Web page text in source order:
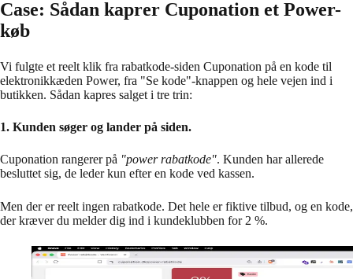
Case: Sådan kaprer Cuponation et Power-
køb
Vi fulgte et reelt klik fra rabatkode-siden Cuponation på en kode til
elektronikkæden Power, fra "Se kode"-knappen og hele vejen ind i
butikken. Sådan kapres salget i tre trin:
1. Kunden søger og lander på siden.
Cuponation rangerer på "power rabatkode". Kunden har allerede
besluttet sig, de leder kun efter en kode ved kassen.
Men der er reelt ingen rabatkode. Det hele er fiktive tilbud, og en kode,
der kræver du melder dig ind i kundeklubben for 2 %.